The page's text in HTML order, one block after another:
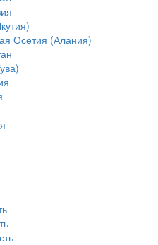
Осетия (Алания)